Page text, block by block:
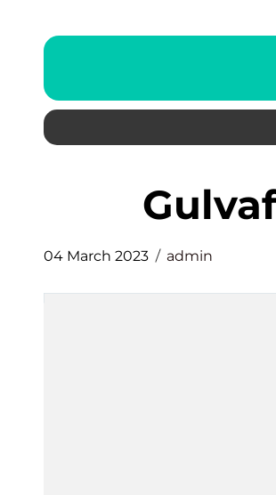
04 March 2023 admin